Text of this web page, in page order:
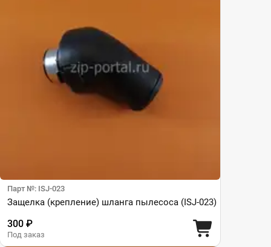
Парт №: ISJ-023
Защелка (крепление) шланга пылесоса (ISJ-023)
300 ₽
Под заказ